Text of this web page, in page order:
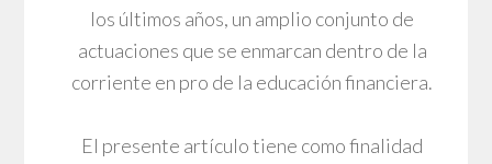
los últimos años, un amplio conjunto de
actuaciones que se enmarcan dentro de la
corriente en pro de la educación financiera.
El presente artículo tiene como finalidad